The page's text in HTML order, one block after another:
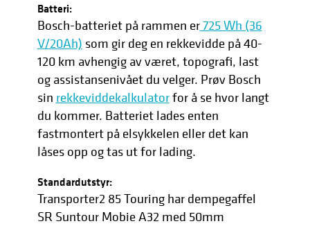
Batteri:
Bosch-batteriet på rammen er725 Wh (36
V/20Ah) som gir deg en rekkevidde på 40-
120 km avhengig av været, topografi, last
og assistansenivået du velger. Prøv Bosch
sin rekkeviddekalkulatorfor å se hvor langt
du kommer. Batteriet lades enten
fastmontert på elsykkelen eller det kan
låses opp og tas ut for lading.
Standardutstyr:
Transporter2 85 Touring har dempegaffel
SR Suntour Mobie A32 med 50mm